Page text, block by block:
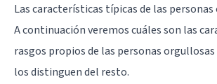
Las características típicas de las
A continuación veremos cuáles son las
rasgos propios de las personas
los distinguen del resto.